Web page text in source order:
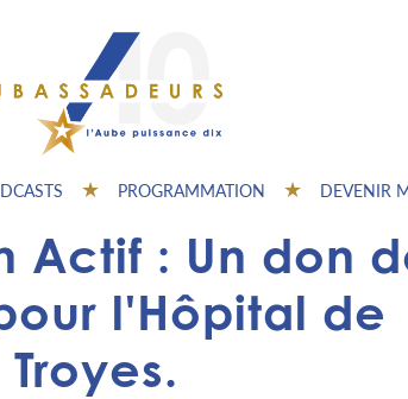
PROGRAMMATION DEVENIR
Actif : Un don
l'Hôpital de
Troyes.